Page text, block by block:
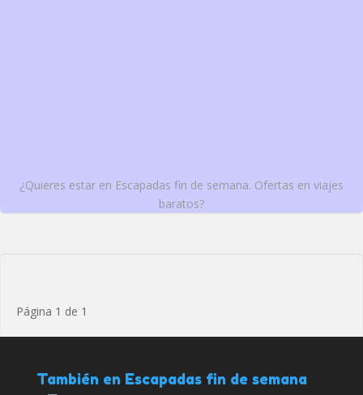
¿Quieres estar en Escapadas fin de semana. Ofertas en viajes
baratos?
Página 1 de 1
También en Escapadas fin de semana